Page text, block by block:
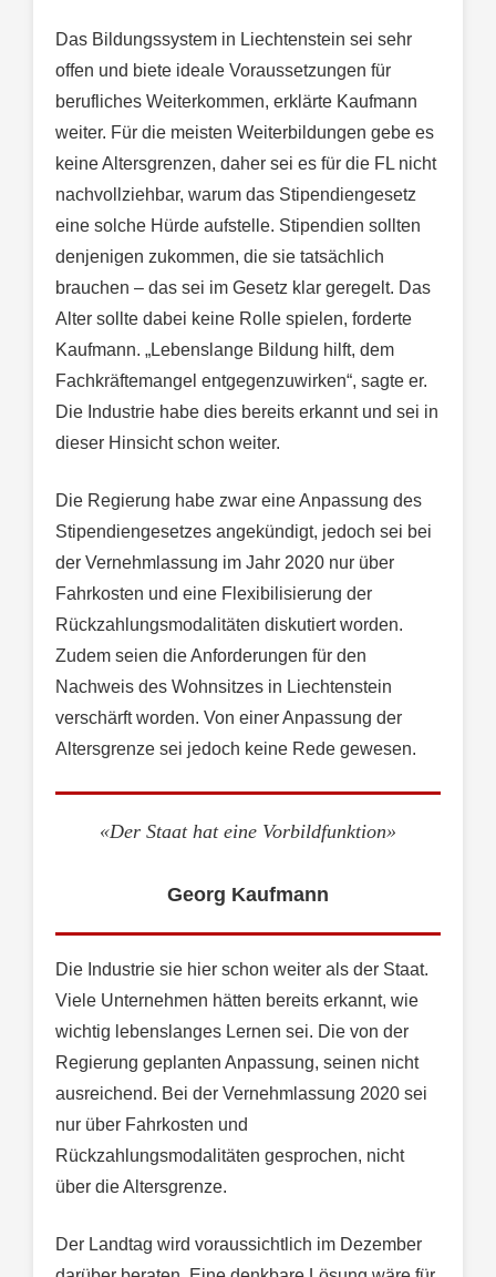
Das Bildungssystem in Liechtenstein sei sehr
offen und biete ideale Voraussetzungen für
berufliches Weiterkommen, erklärte Kaufmann
weiter. Für die meisten Weiterbildungen gebe es
keine Altersgrenzen, daher sei es für die FL nicht
nachvollziehbar, warum das Stipendiengesetz
eine solche Hürde aufstelle. Stipendien sollten
denjenigen zukommen, die sie tatsächlich
brauchen – das sei im Gesetz klar geregelt. Das
Alter sollte dabei keine Rolle spielen, forderte
Kaufmann. „Lebenslange Bildung hilft, dem
Fachkräftemangel entgegenzuwirken“, sagte er.
Die Industrie habe dies bereits erkannt und sei in
dieser Hinsicht schon weiter.
Die Regierung habe zwar eine Anpassung des
Stipendiengesetzes angekündigt, jedoch sei bei
der Vernehmlassung im Jahr 2020 nur über
Fahrkosten und eine Flexibilisierung der
Rückzahlungsmodalitäten diskutiert worden.
Zudem seien die Anforderungen für den
Nachweis des Wohnsitzes in Liechtenstein
verschärft worden. Von einer Anpassung der
Altersgrenze sei jedoch keine Rede gewesen.
«Der Staat hat eine Vorbildfunktion»
Georg Kaufmann
Die Industrie sie hier schon weiter als der Staat.
Viele Unternehmen hätten bereits erkannt, wie
wichtig lebenslanges Lernen sei. Die von der
Regierung geplanten Anpassung, seinen nicht
ausreichend. Bei der Vernehmlassung 2020 sei
nur über Fahrkosten und
Rückzahlungsmodalitäten gesprochen, nicht
über die Altersgrenze.
Der Landtag wird voraussichtlich im Dezember